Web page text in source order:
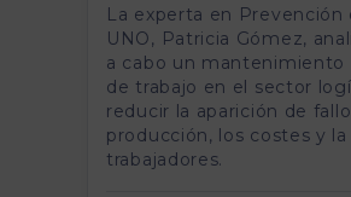
La experta en Prevención
UNO, Patricia Gómez,
a cabo un
de trabajo en el sector
reducir la aparición de
producción, los costes y
trabajadores.